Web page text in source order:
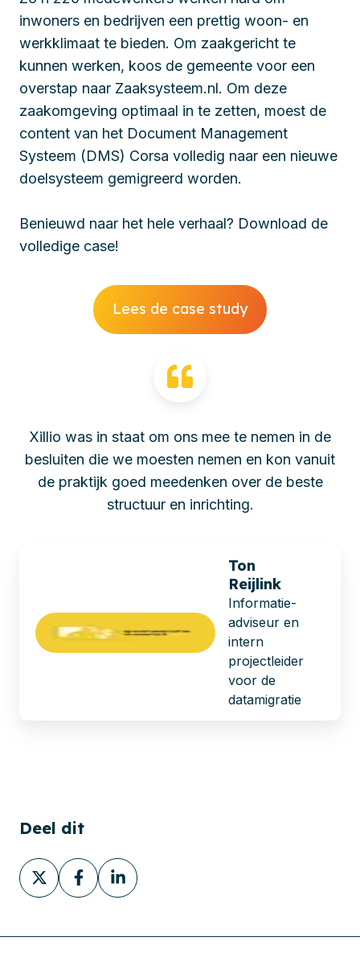
inwoners en bedrijven een prettig woon- en
werkklimaat te bieden. Om zaakgericht te
kunnen werken, koos de gemeente voor een
overstap naar Zaaksysteem.nl. Om deze
zaakomgeving optimaal in te zetten, moest de
content van het Document Management
Systeem (DMS) Corsa volledig naar een nieuwe
doelsysteem gemigreerd worden.
Benieuwd naar het hele verhaal? Download de
volledige case!
Lees de case study
Xillio was in staat om ons mee te nemen in de
besluiten die we moesten nemen en kon vanuit
de praktijk goed meedenken over de beste
structuur en inrichting.
Ton
Reijlink
Informatie-
adviseur en
intern
projectleider
voor de
datamigratie
Deel dit
Deel
via
Deel
via
Deel
via